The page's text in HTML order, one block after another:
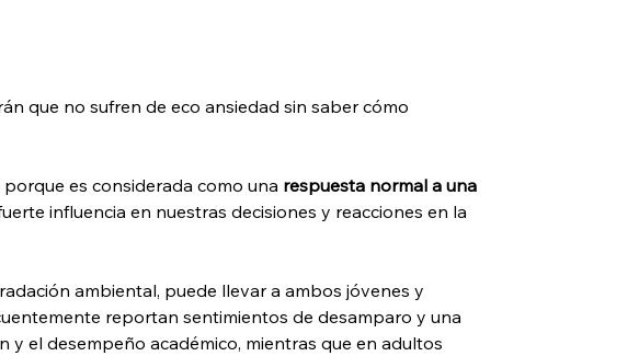
que no sufren de eco ansiedad sin saber cómo
es considerada como una respuesta normal a una
influencia en nuestras decisiones y reacciones en la
ambiental, puede llevar a ambos jóvenes y
reportan sentimientos de desamparo y una
el desempeño académico, mientras que en adultos